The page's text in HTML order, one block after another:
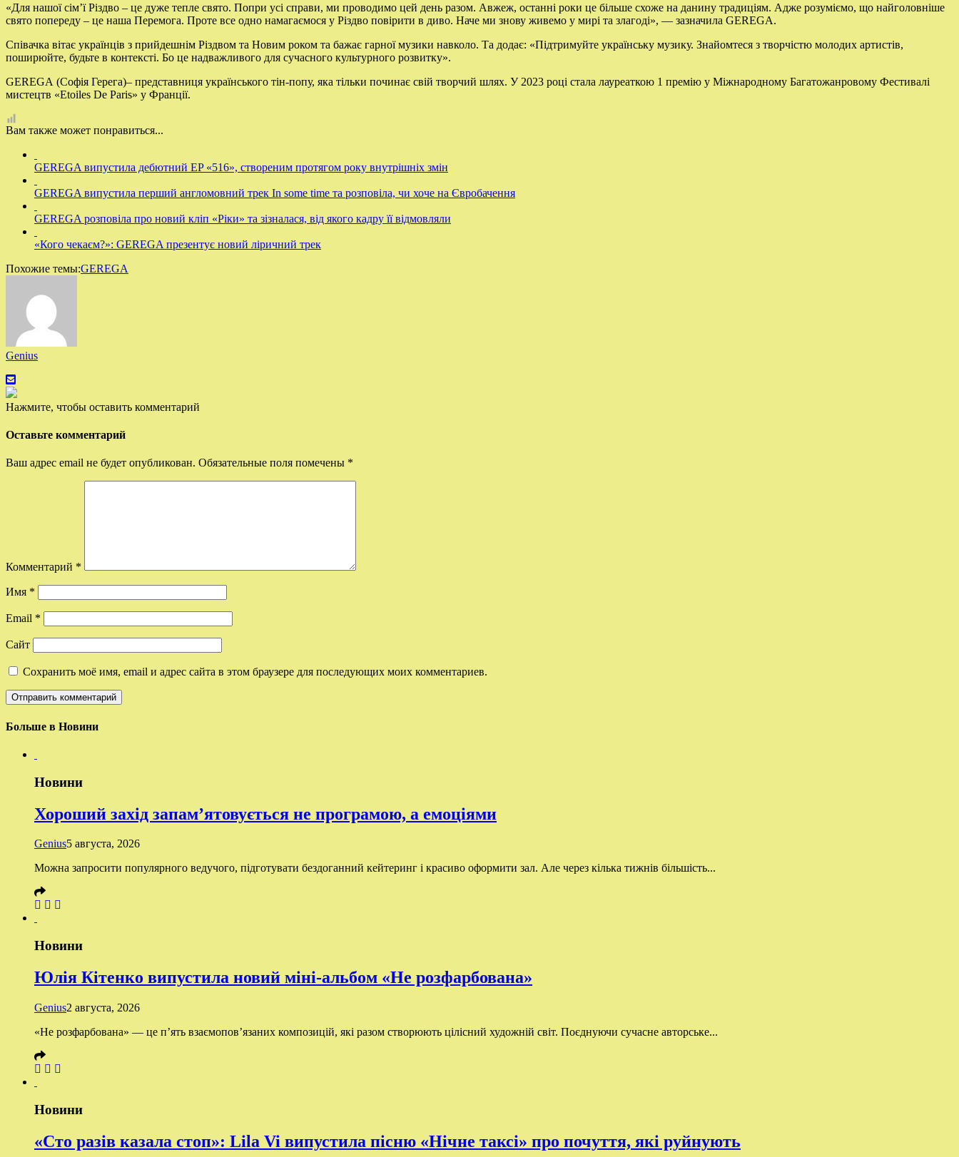
«Для нашої сім’ї Різдво – це дуже тепле свято. Попри усі справи, ми проводимо цей день разом. Авжеж, останні роки це більше схоже на данину традиціям. Адже розуміємо, що найголовніше
свято попереду – це наша Перемога. Проте все одно намагаємося у Різдво повірити в диво. Наче ми знову живемо у мирі та злагоді», — зазначила GEREGA.
Співачка вітає українців з прийдешнім Різдвом та Новим роком та бажає гарної музики навколо. Та додає: «Підтримуйте українську музику. Знайомтеся з творчістю молодих артистів,
поширюйте, будьте в контексті. Бо це надважливого для сучасного культурного розвитку».
GEREGA (Софія Герега)– представниця українського тін-попу, яка тільки починає свій творчий шлях. У 2023 році стала лауреаткою 1 премію у Міжнародному Багатожанровому Фестивалі
мистецтв «Etoiles De Paris» у Франції.
Вам также может понравиться...
GEREGA випустила дебютний EP «516», створеним протягом року внутрішніх змін
GEREGA випустила перший англомовний трек In some time та розповіла, чи хоче на Євробачення
GEREGA розповіла про новий кліп «Ріки» та зізналася, від якого кадру її відмовляли
«Кого чекаєм?»: GEREGA презентує новий ліричний трек
Похожие темы:GEREGA
Genius
Нажмите, чтобы оставить комментарий
Оставьте комментарий
Ваш адрес email не будет опубликован. Обязательные поля помечены *
Комментарий *
Имя *
Email *
Сайт
Сохранить моё имя, email и адрес сайта в этом браузере для последующих моих комментариев.
Больше в Новини
Новини
Хороший захід запам’ятовується не програмою, а емоціями
Genius5 августа, 2026
Можна запросити популярного ведучого, підготувати бездоганний кейтеринг і красиво оформити зал. Але через кілька тижнів більшість...
Новини
Юлія Кітенко випустила новий міні-альбом «Не розфарбована»
Genius2 августа, 2026
«Не розфарбована» — це п’ять взаємопов’язаних композицій, які разом створюють цілісний художній світ. Поєднуючи сучасне авторське...
Новини
«Сто разів казала стоп»: Lila Vi випустила пісню «Нічне таксі» про почуття, які руйнують